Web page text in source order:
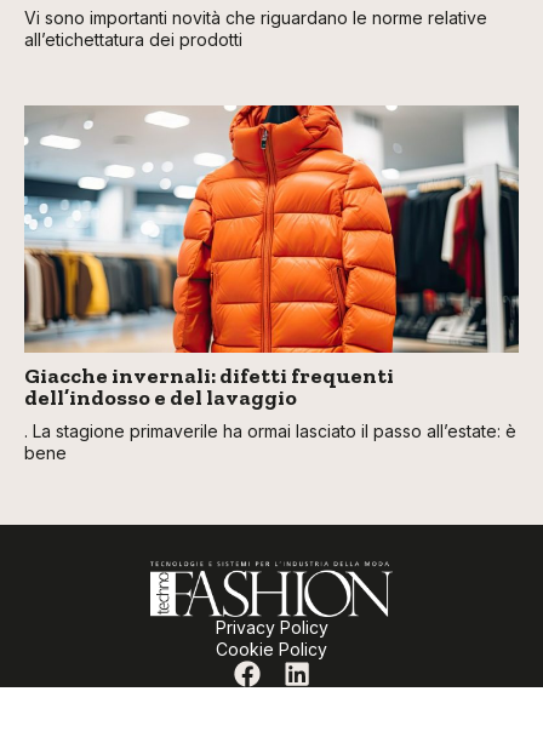
Vi sono importanti novità che riguardano le norme relative
all’etichettatura dei prodotti
Giacche invernali: difetti frequenti
dell’indosso e del lavaggio
. La stagione primaverile ha ormai lasciato il passo all’estate: è
bene
Privacy Policy
Cookie Policy